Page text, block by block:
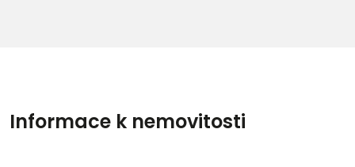
Informace k nemovitosti